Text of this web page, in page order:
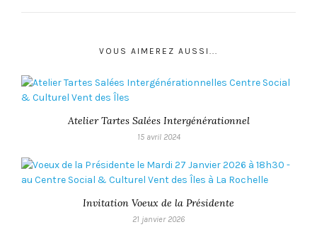
VOUS AIMEREZ AUSSI...
Atelier Tartes Salées Intergénérationnel
15 avril 2024
Invitation Voeux de la Présidente
21 janvier 2026